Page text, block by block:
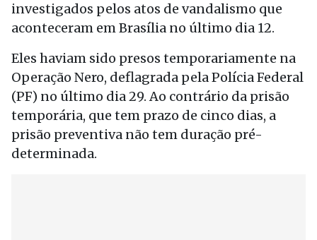
investigados pelos atos de vandalismo que
aconteceram em Brasília no último dia 12.
Eles haviam sido presos temporariamente na
Operação Nero, deflagrada pela Polícia Federal
(PF) no último dia 29. Ao contrário da prisão
temporária, que tem prazo de cinco dias, a
prisão preventiva não tem duração pré-
determinada.